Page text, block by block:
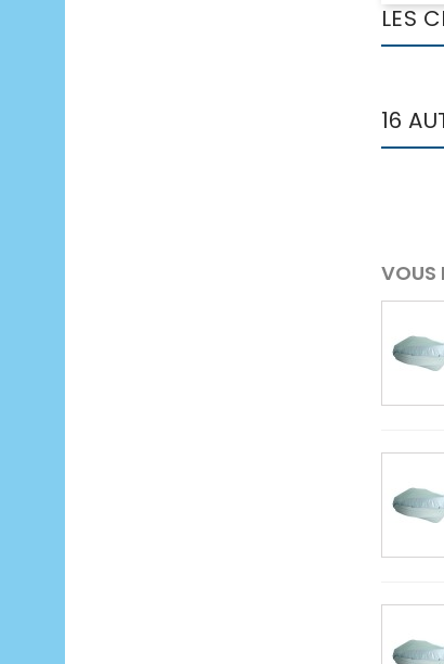
LES
16
VOUS